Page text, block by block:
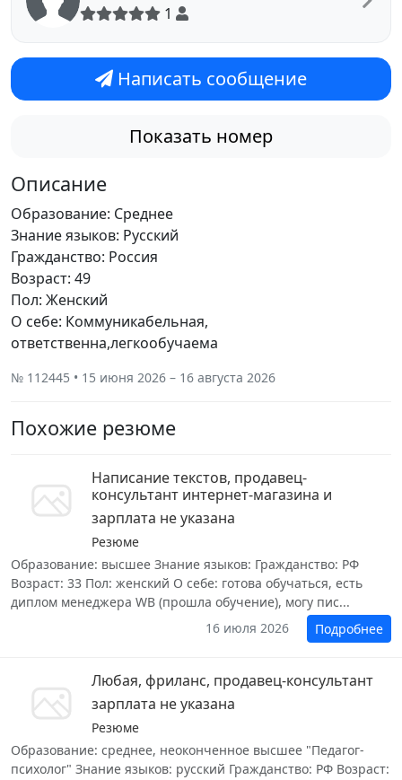
1
Написать сообщение
Показать номер
Описание
Образование: Среднее
Знание языков: Русский
Гражданство: Россия
Возраст: 49
Пол: Женский
О себе: Коммуникабельная,
ответственна,легкообучаема
№ 112445 • 15 июня 2026 – 16 августа 2026
Похожие резюме
Написание текстов, продавец-
консультант интернет-магазина и
зарплата не указана
Резюме
Образование: высшее Знание языков: Гражданство: РФ
Возраст: 33 Пол: женский О себе: готова обучаться, есть
диплом менеджера WB (прошла обучение), могу пис...
16 июля 2026
Подробнее
Любая, фриланс, продавец-консультант
зарплата не указана
Резюме
Образование: среднее, неоконченное высшее "Педагог-
психолог" Знание языков: русский Гражданство: РФ Возраст: